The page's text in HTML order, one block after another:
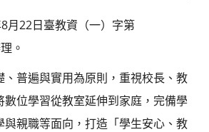
月22日臺教資（一）字第
。
、普遍與實用為原則，重視校長、教
數位學習從教室延伸到家庭，完備學
與親職等面向，打造「學生安心、教